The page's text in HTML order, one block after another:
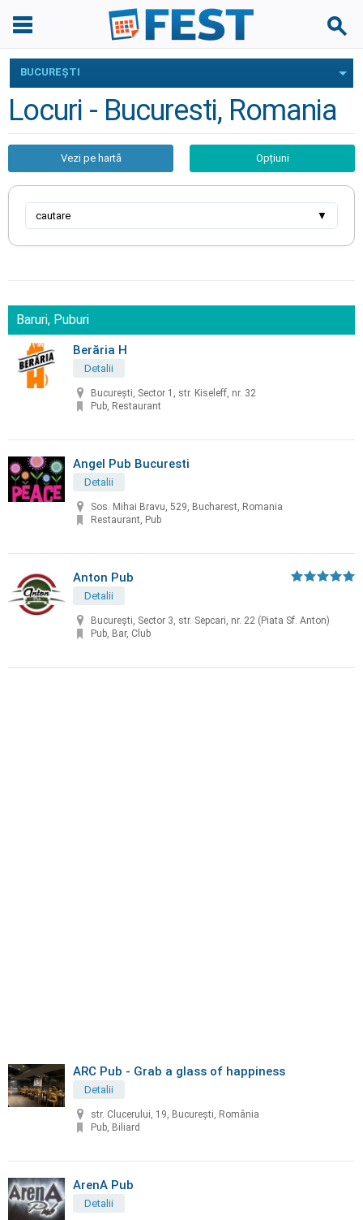
BUCUREŞTI
Locuri - Bucuresti, Romania
Vezi pe hartă Opțiuni
cautare ▼
Baruri, Puburi
Berăria H
Detalii
București, Sector 1, str. Kiseleff, nr. 32
Pub, Restaurant
Angel Pub Bucuresti
Detalii
Sos. Mihai Bravu, 529, Bucharest, Romania
Restaurant, Pub
Anton Pub
Detalii
București, Sector 3, str. Sepcari, nr. 22 (Piata Sf. Anton)
Pub, Bar, Club
ARC Pub - Grab a glass of happiness
Detalii
str. Clucerului, 19, București, România
Pub, Biliard
ArenA Pub
Detalii